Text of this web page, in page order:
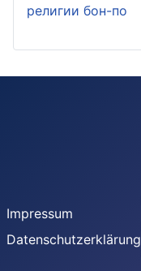
религии бон-по
Impressum
Datenschutzerklärung